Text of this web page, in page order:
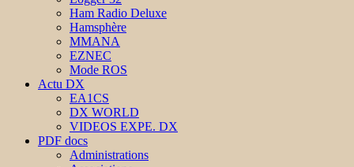
Ham Radio Deluxe
Hamsphère
MMANA
EZNEC
Mode ROS
Actu DX
EA1CS
DX WORLD
VIDEOS EXPE. DX
PDF docs
Administrations